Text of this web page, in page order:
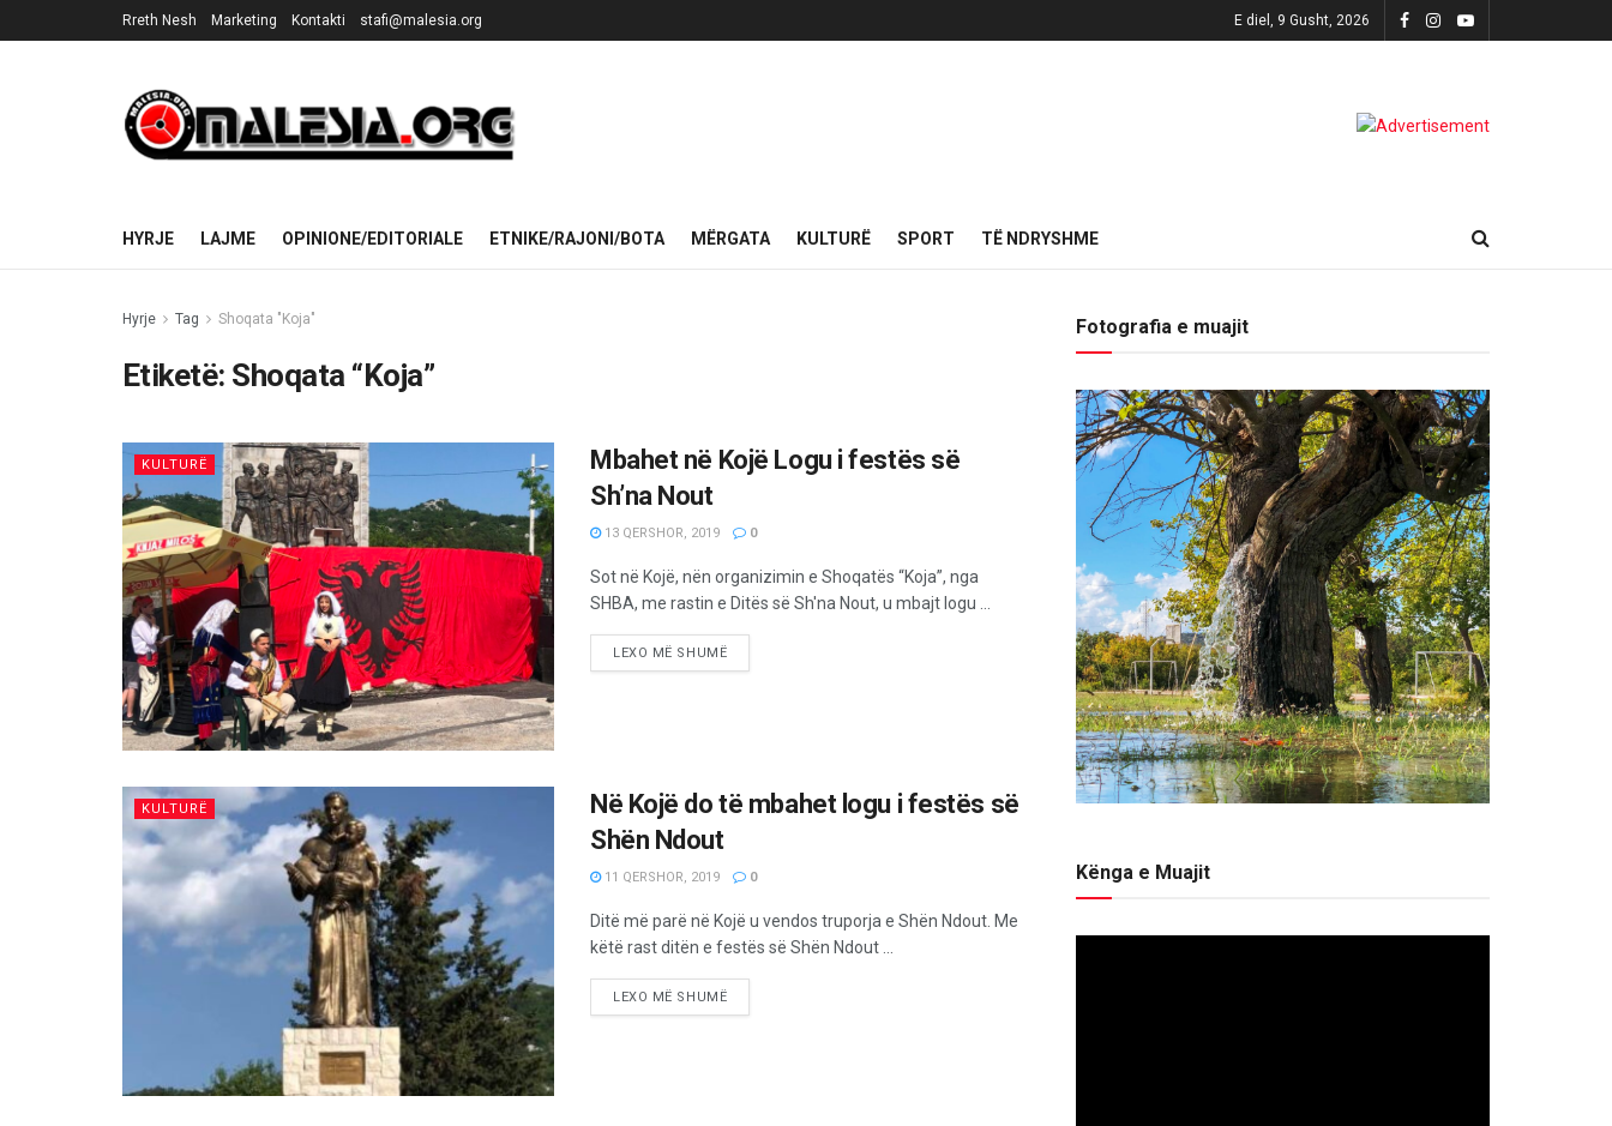
Rreth Nesh Marketing Kontakti stafi@malesia.org E diel, 9 Gusht, 2026
HYRJE LAJME OPINIONE/EDITORIALE ETNIKE/RAJONI/BOTA MËRGATA KULTURË SPORT TË NDRYSHME
Hyrje Tag Shoqata "Koja"
Etiketë: Shoqata “Koja”
KULTURË
Mbahet në Kojë Logu i festës së
Sh’na Nout
13 QERSHOR, 2019 0
Sot në Kojë, nën organizimin e Shoqatës “Koja”, nga
SHBA, me rastin e Ditës së Sh'na Nout, u mbajt logu ...
LEXO MË SHUMË
KULTURË
Në Kojë do të mbahet logu i festës së
Shën Ndout
11 QERSHOR, 2019 0
Ditë më parë në Kojë u vendos truporja e Shën Ndout. Me
këtë rast ditën e festës së Shën Ndout ...
LEXO MË SHUMË
Fotografia e muajit
Kënga e Muajit